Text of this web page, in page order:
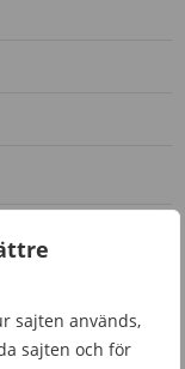
sajten används,
sajten och för